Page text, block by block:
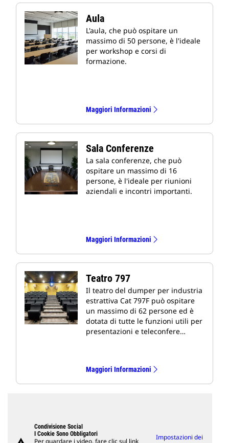
Aula
L'aula, che può ospitare un
massimo di 50 persone, è l'ideale
per workshop e corsi di
formazione.
Maggiori Informazioni
Sala Conferenze
La sala conferenze, che può
ospitare un massimo di 16
persone, è l'ideale per riunioni
aziendali e incontri importanti.
Maggiori Informazioni
Teatro 797
Il teatro del dumper per industria
estrattiva Cat 797F può ospitare
un massimo di 62 persone ed è
dotata di tutte le funzioni utili per
presentazioni e teleconfere…
Maggiori Informazioni
Condivisione Social
I Cookie Sono Obbligatori
Per guardare i video, fare clic sul link
Impostazioni dei